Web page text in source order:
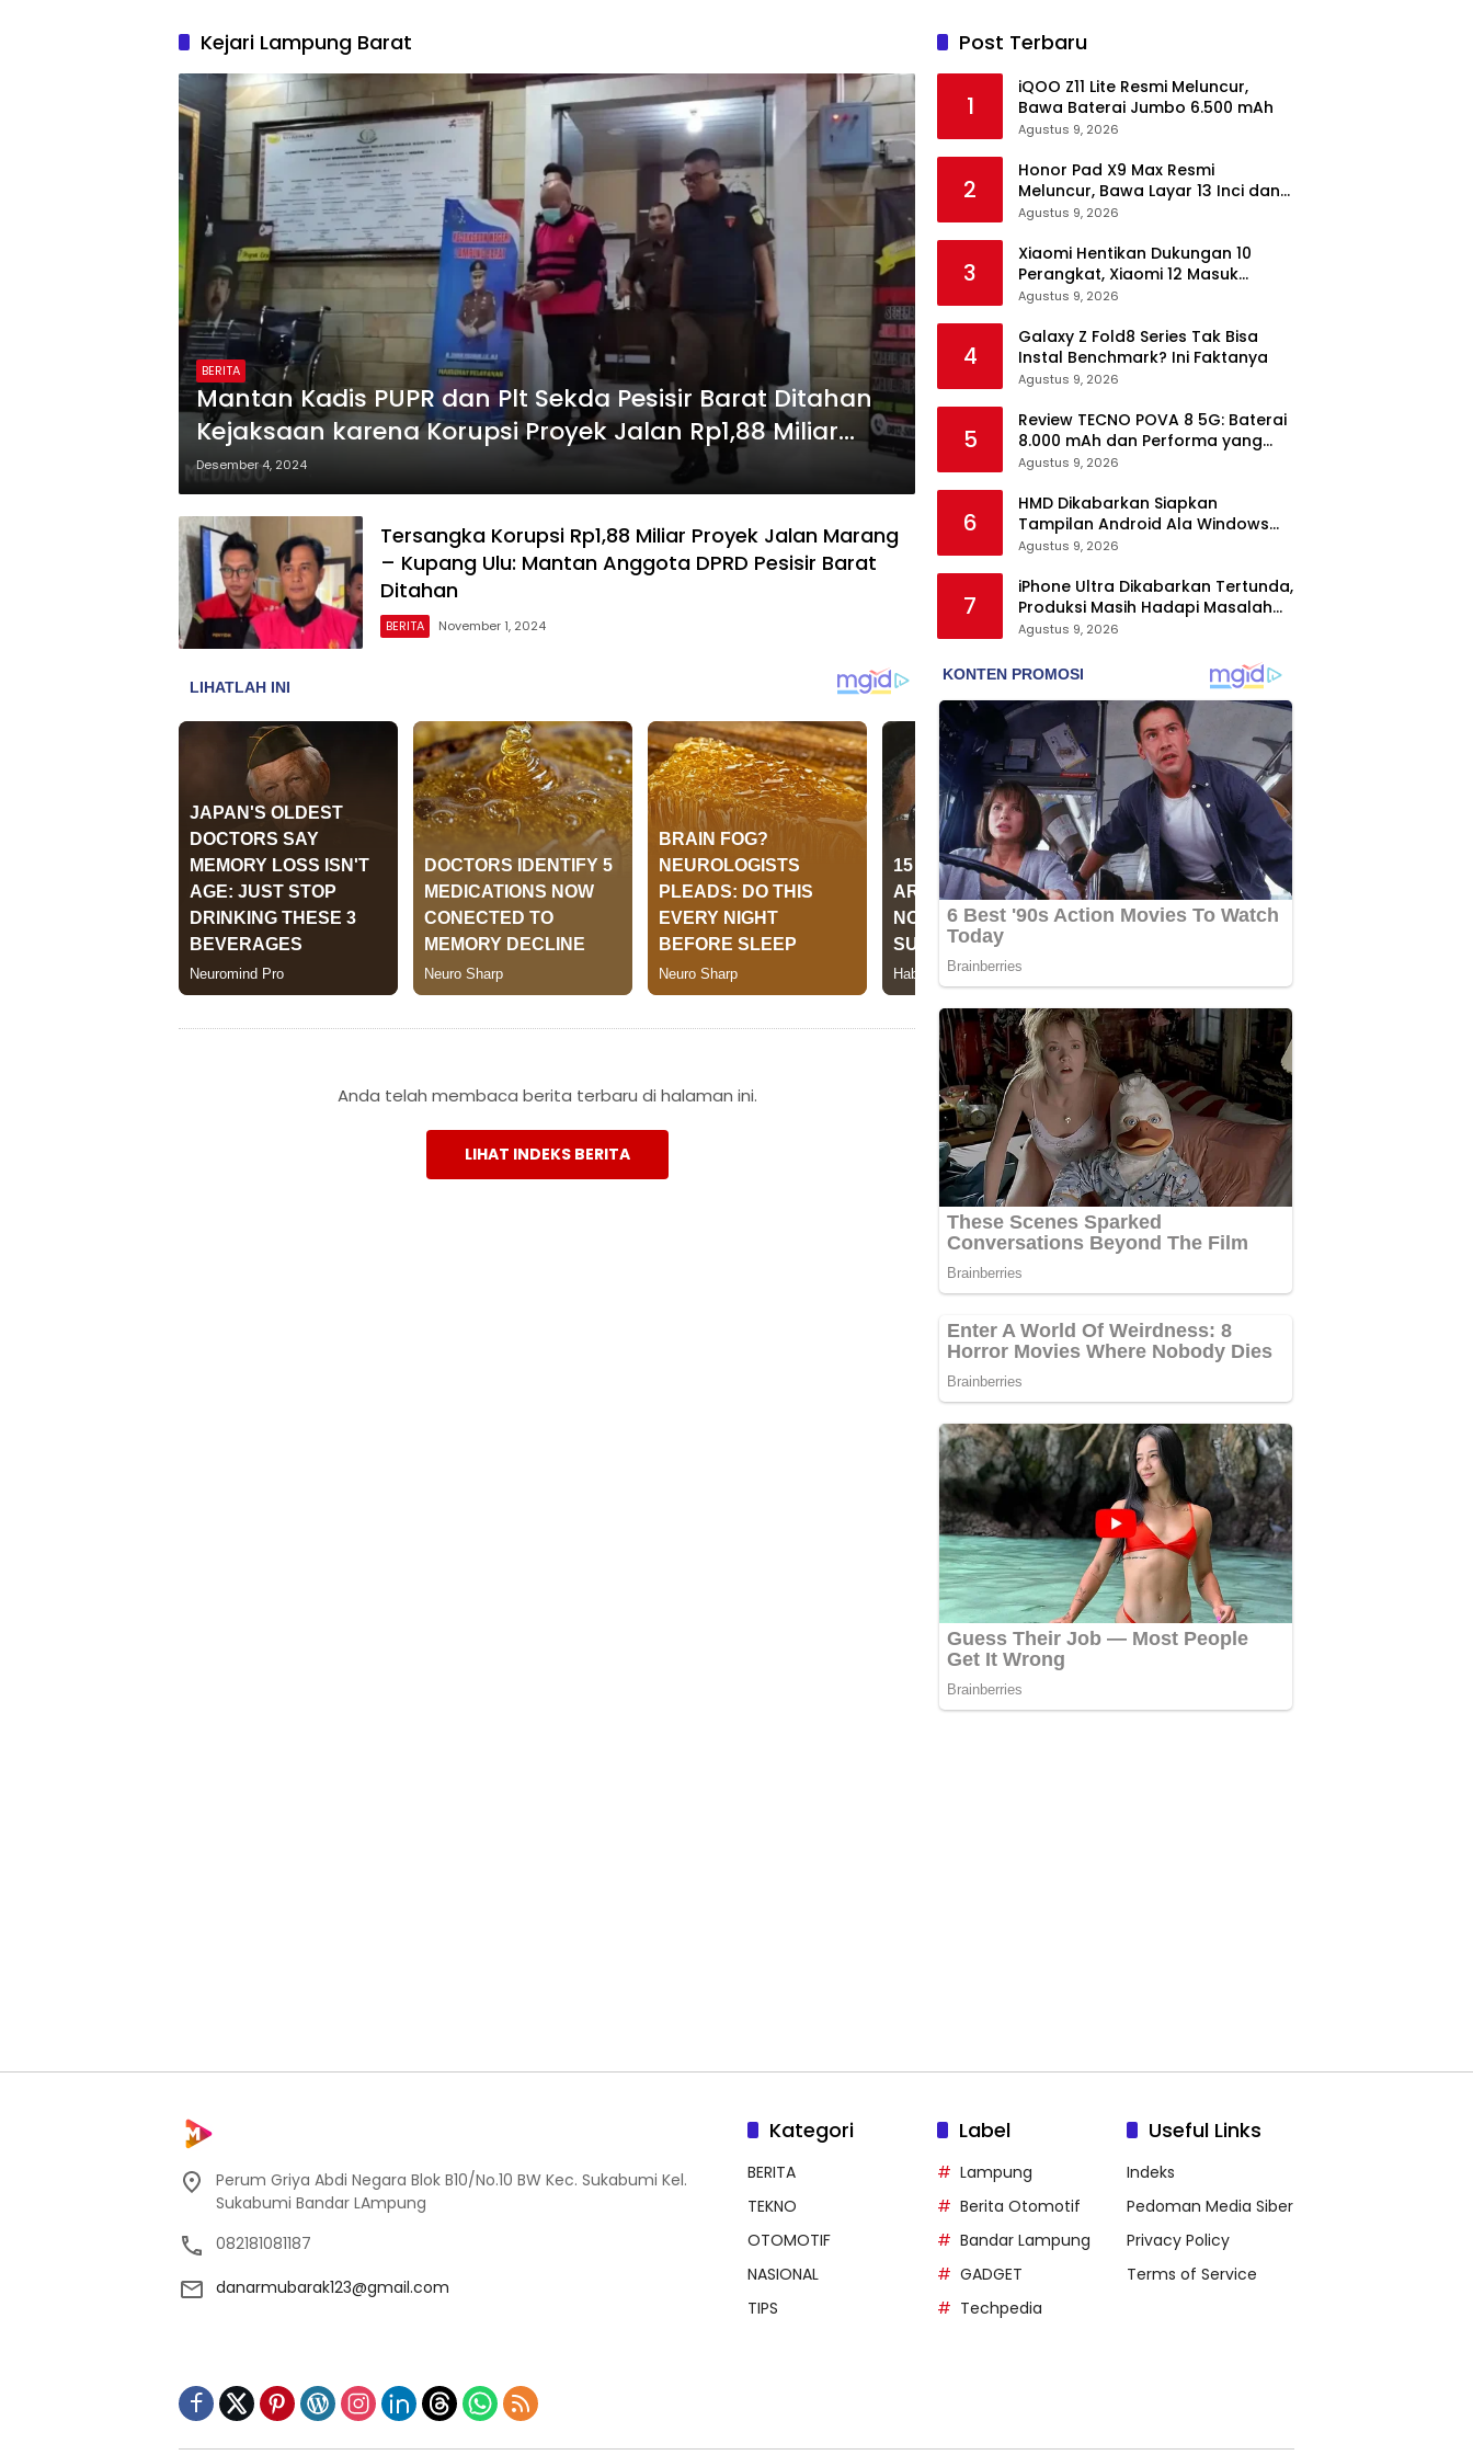
Kejari Lampung Barat
BERITA
Mantan Kadis PUPR dan Plt Sekda Pesisir Barat Ditahan
Kejaksaan karena Korupsi Proyek Jalan Rp1,88 Miliar
Bersama Anggota DPRD
Desember 4, 2024
Tersangka Korupsi Rp1,88 Miliar Proyek Jalan Marang
– Kupang Ulu: Mantan Anggota DPRD Pesisir Barat
Ditahan
BERITA November 1, 2024
Anda telah membaca berita terbaru di halaman ini.
LIHAT INDEKS BERITA
Post Terbaru
1
iQOO Z11 Lite Resmi Meluncur,
Bawa Baterai Jumbo 6.500 mAh
Agustus 9, 2026
2
Honor Pad X9 Max Resmi
Meluncur, Bawa Layar 13 Inci dan
Baterai 10.100 mAh
Agustus 9, 2026
3
Xiaomi Hentikan Dukungan 10
Perangkat, Xiaomi 12 Masuk
Daftar
Agustus 9, 2026
4
Galaxy Z Fold8 Series Tak Bisa
Instal Benchmark? Ini Faktanya
Agustus 9, 2026
5
Review TECNO POVA 8 5G: Baterai
8.000 mAh dan Performa yang
Masih Mantap di 2026
Agustus 9, 2026
6
HMD Dikabarkan Siapkan
Tampilan Android Ala Windows
Phone
Agustus 9, 2026
7
iPhone Ultra Dikabarkan Tertunda,
Produksi Masih Hadapi Masalah
Engsel dan Layar
Agustus 9, 2026
Perum Griya Abdi Negara Blok B10/No.10 BW Kec. Sukabumi Kel.
Sukabumi Bandar LAmpung
082181081187
danarmubarak123@gmail.com
Kategori
BERITA
TEKNO
OTOMOTIF
NASIONAL
TIPS
Label
Lampung
Berita Otomotif
Bandar Lampung
GADGET
Techpedia
Useful Links
Indeks
Pedoman Media Siber
Privacy Policy
Terms of Service